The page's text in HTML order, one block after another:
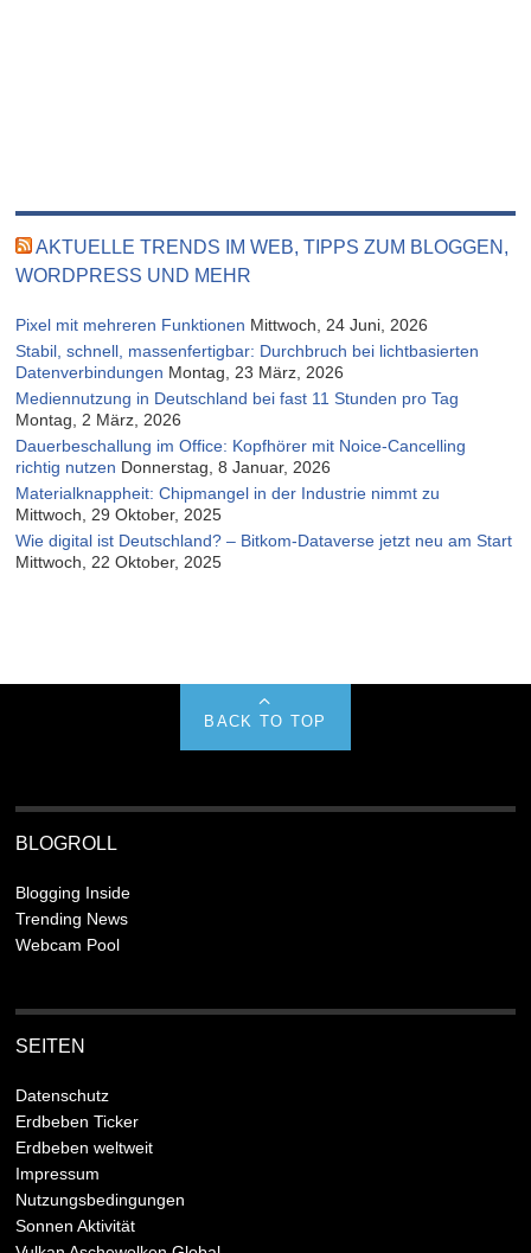
AKTUELLE TRENDS IM WEB, TIPPS ZUM BLOGGEN,
WORDPRESS UND MEHR
Pixel mit mehreren Funktionen Mittwoch, 24 Juni, 2026
Stabil, schnell, massenfertigbar: Durchbruch bei lichtbasierten
Datenverbindungen Montag, 23 März, 2026
Mediennutzung in Deutschland bei fast 11 Stunden pro Tag
Montag, 2 März, 2026
Dauerbeschallung im Office: Kopfhörer mit Noice-Cancelling
richtig nutzen Donnerstag, 8 Januar, 2026
Materialknappheit: Chipmangel in der Industrie nimmt zu
Mittwoch, 29 Oktober, 2025
Wie digital ist Deutschland? – Bitkom-Dataverse jetzt neu am Start
Mittwoch, 22 Oktober, 2025
BACK TO TOP
BLOGROLL
Blogging Inside
Trending News
Webcam Pool
SEITEN
Datenschutz
Erdbeben Ticker
Erdbeben weltweit
Impressum
Nutzungsbedingungen
Sonnen Aktivität